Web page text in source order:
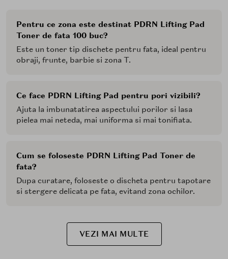
Pentru ce zona este destinat PDRN Lifting Pad
Toner de fata 100 buc?
Este un toner tip dischete pentru fata, ideal pentru
obraji, frunte, barbie si zona T.
Ce face PDRN Lifting Pad pentru pori vizibili?
Ajuta la imbunatatirea aspectului porilor si lasa
pielea mai neteda, mai uniforma si mai tonifiata.
Cum se foloseste PDRN Lifting Pad Toner de
fata?
Dupa curatare, foloseste o discheta pentru tapotare
si stergere delicata pe fata, evitand zona ochilor.
VEZI MAI MULTE